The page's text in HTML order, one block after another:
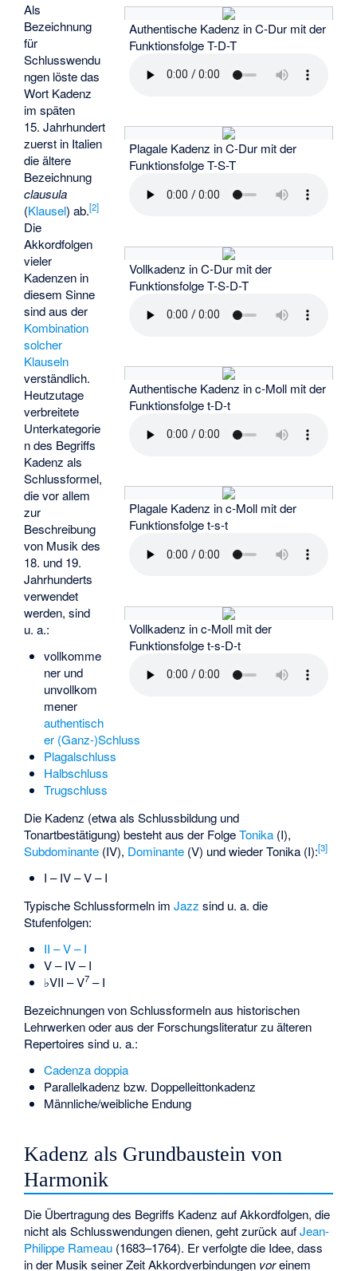
Authentische Kadenz in C-Dur mit der
Funktionsfolge T-D-T
Plagale Kadenz in C-Dur mit der
Funktionsfolge T-S-T
Vollkadenz in C-Dur mit der
Funktionsfolge T-S-D-T
Authentische Kadenz in c-Moll mit der
Funktionsfolge t-D-t
Plagale Kadenz in c-Moll mit der
Funktionsfolge t-s-t
Vollkadenz in c-Moll mit der
Funktionsfolge t-s-D-t
Als
Bezeichnung
für
Schlusswendu
ngen löste das
Wort Kadenz
im späten
15. Jahrhundert
zuerst in Italien
die ältere
Bezeichnung
clausula
(Klausel) ab.[2]
Die
Akkordfolgen
vieler
Kadenzen in
diesem Sinne
sind aus der
Kombination
solcher
Klauseln
verständlich.
Heutzutage
verbreitete
Unterkategorie
n des Begriffs
Kadenz als
Schlussformel,
die vor allem
zur
Beschreibung
von Musik des
18. und 19.
Jahrhunderts
verwendet
werden, sind
u. a.:
vollkomme
ner und
unvollkom
mener
authentisch
er (Ganz-)Schluss
Plagalschluss
Halbschluss
Trugschluss
Die Kadenz (etwa als Schlussbildung und
Tonartbestätigung) besteht aus der FolgeTonika (I),
Subdominante (IV), Dominante (V) und wieder Tonika (I):[3]
I – IV – V – I
Typische Schlussformeln imJazz sind u. a. die
Stufenfolgen:
II – V – I
V – IV – I
♭VII – V7– I
Bezeichnungen von Schlussformeln aus historischen
Lehrwerken oder aus der Forschungsliteratur zu älteren
Repertoires sind u. a.:
Cadenza doppia
Parallelkadenz bzw. Doppelleittonkadenz
Männliche/weibliche Endung
Kadenz als Grundbaustein von
Harmonik
Die Übertragung des Begriffs Kadenz auf Akkordfolgen, die
nicht als Schlusswendungen dienen, geht zurück aufJean-
Philippe Rameau (1683–1764). Er verfolgte die Idee, dass
in der Musik seiner Zeit Akkordverbindungen voreinem